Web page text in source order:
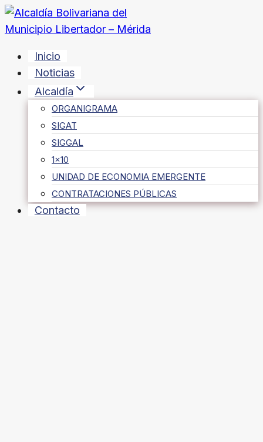
Saltar
al
Inicio
Noticias
Alcaldía
ORGANIGRAMA
SIGAT
SIGGAL
1×10
UNIDAD DE ECONOMIA EMERGENTE
CONTRATACIONES PÚBLICAS
Contacto